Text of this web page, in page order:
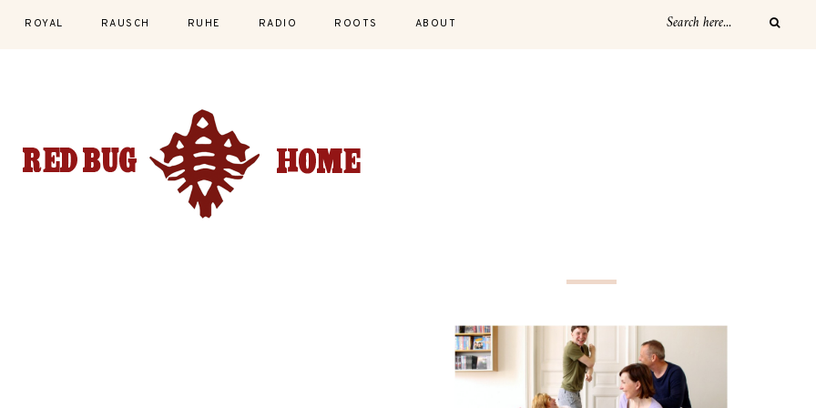
ROYAL RAUSCH RUHE RADIO ROOTS ABOUT